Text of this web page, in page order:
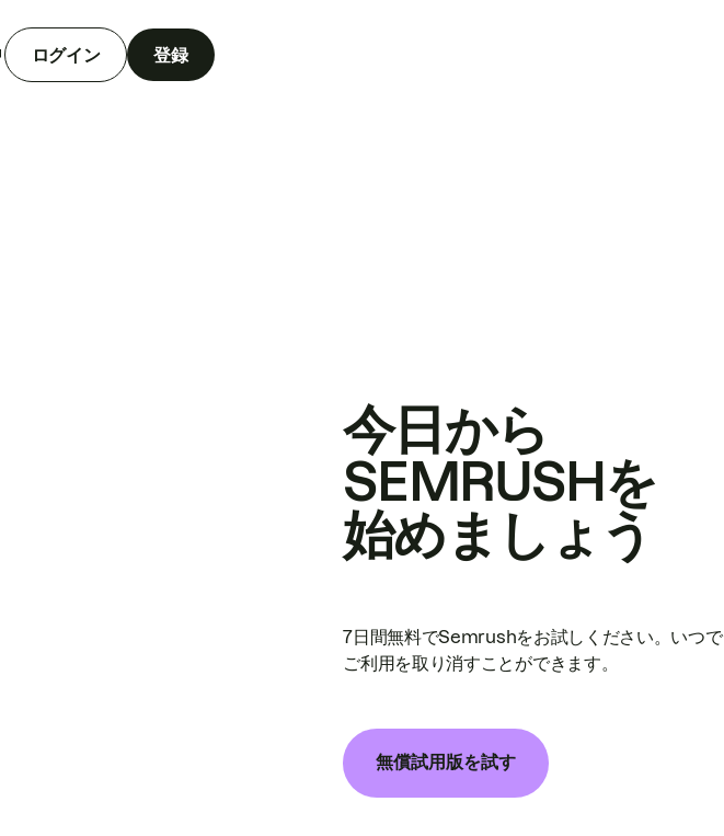
ログイン 登録
今日から
SEMRUSHを
始めましょう
7日間無料でSemrushをお試しください。いつ
ご利用を取り消すことができます。
無償試用版を試す